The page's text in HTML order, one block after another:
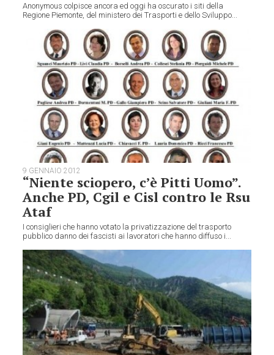
Anonymous colpisce ancora ed oggi ha oscurato i siti della
Regione Piemonte, del ministero dei Trasporti e dello Sviluppo...
9 GENNAIO 2012
“Niente sciopero, c’è Pitti Uomo”.
Anche PD, Cgil e Cisl contro le Rsu
Ataf
I consiglieri che hanno votato la privatizzazione del trasporto
pubblico danno dei fascisti ai lavoratori che hanno diffuso i...